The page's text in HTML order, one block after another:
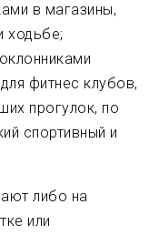
в магазины,
ходьбе;
фитнес клубов,
прогулок, по
спортивный и
либо на
или